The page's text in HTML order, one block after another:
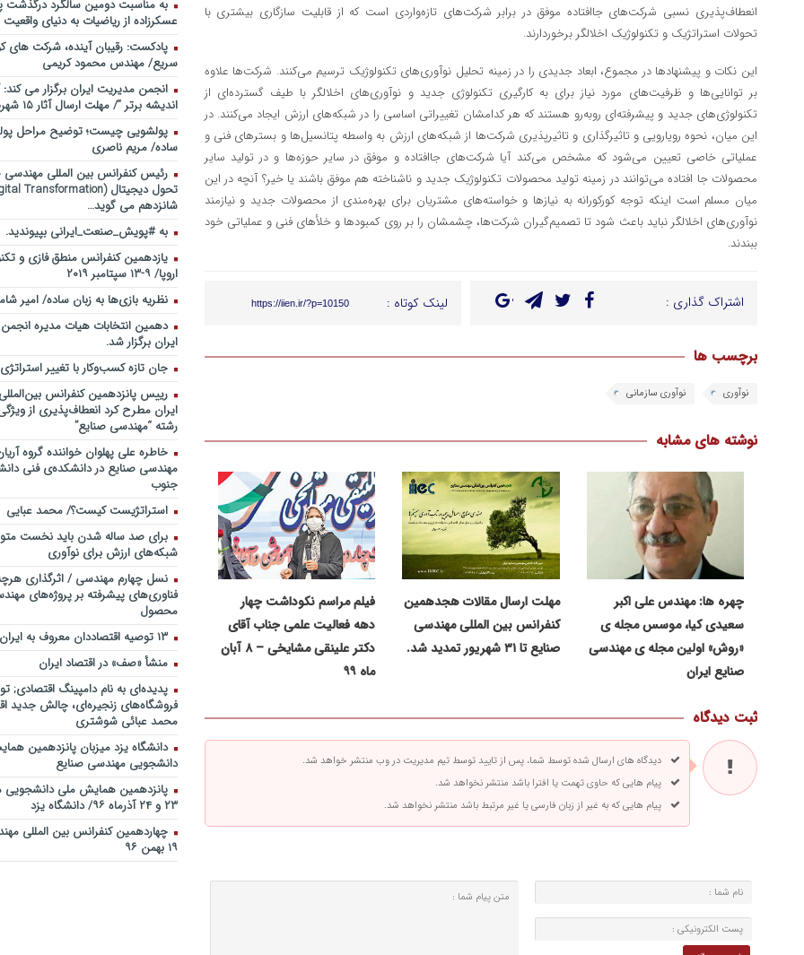
انعطاف‌پذیری نسبی شرکت‌های جاافتاده موفق در برابر شرکت‌های تازه‌واردی است که از قابلیت سازگاری بیشتری با
تحولات استراتژیک و تکنولوژیک اخلالگر برخوردارند.
این نکات و پیشنهادها در مجموع، ابعاد جدیدی را در زمینه تحلیل نوآوری‌های تکنولوژیک ترسیم می‌کنند. شرکت‌ها علاوه
بر توانایی‌ها و ظرفیت‌های مورد نیاز برای به کارگیری تکنولوژی جدید و نوآوری‌های اخلالگر با طیف گسترده‌ای از
تکنولوژی‌های جدید و پیشرفته‌ای روبه‌رو هستند که هر کدامشان تغییراتی اساسی را در شبکه‌های ارزش ایجاد می‌کنند. در
این میان، نحوه رویارویی و تاثیرگذاری و تاثیرپذیری شرکت‌ها از شبکه‌های ارزش به واسطه پتانسیل‌ها و بسترهای فنی و
عملیاتی خاصی تعیین می‌شود که مشخص می‌کند آیا شرکت‌های جاافتاده و موفق در سایر حوزه‌ها و در تولید سایر
محصولات جا افتاده می‌توانند در زمینه تولید محصولات تکنولوژیک جدید و ناشناخته هم موفق باشند یا خیر؟ آنچه در این
میان مسلم است اینکه توجه کورکورانه به نیازها و خواسته‌های مشتریان برای بهره‌مندی از محصولات جدید و نیازمند
نوآوری‌های اخلالگر نباید باعث شود تا تصمیم‌گیران شرکت‌ها، چشمشان را بر روی کمبودها و خلأهای فنی و عملیاتی خود
ببندند.
اشتراک گذاری : لینک کوتاه : https://iien.ir/?p=10150
برچسب ها
نوآوری نوآوری سازمانی
نوشته های مشابه
چهره ها: مهندس علی اکبر
سعیدی کیا، موسس مجله ی
«روش» اولین مجله ی مهندسی
صنایع ایران
مهلت ارسال مقالات هجدهمین
کنفرانس بین المللی مهندسی
صنایع تا ۳۱ شهریور تمدید شد.
فیلم مراسم نکوداشت چهار
دهه فعالیت علمی جناب آقای
دکتر علینقی مشایخی – ۸ آبان
ماه ۹۹
ثبت دیدگاه
دیدگاه های ارسال شده توسط شما، پس از تایید توسط تیم مدیریت در وب منتشر خواهد شد.
پیام هایی که حاوی تهمت یا افترا باشد منتشر نخواهد شد.
پیام هایی که به غیر از زبان فارسی یا غیر مرتبط باشد منتشر نخواهد شد.
پژوهی نظام بانکداری / ۹ بهمن ماه ۹۲
به مناسبت دومین سالگرد درگذشت
عسکرزاده از ریاضیات به دنیای
پادکست: رقیبان آینده، شرکت های
سریع/ مهندس محمود کریمی
انجمن مدیریت ایران برگزار می
اندیشه برتر “/ مهلت ارسال آثار ۱۵ شهریور ۹۸
پولشویی چیست؛ توضیح مراحل
ساده/ مریم ناصری
رئیس کنفرانس بین المللی مهندسی
شانزدهم می گوید…
به #پویش_صنعت_ایرانی بپیوندید.
یازدهمین کنفرانس منطق فازی و
اروپا/ ۹-۱۳ سپتامبر ۲۰۱۹
نظریه بازی‌ها به زبان ساده/ امیر
دهمین انتخابات هیات مدیره
ایران برگزار شد.
جان تازه کسب‌وکار با تغییر استراتژی
رییس پانزدهمین کنفرانس
ایران مطرح کرد انعطاف‌پذیری از
رشته “مهندسی صنایع”
خاطره علی پهلوان خواننده گروه
مهندسی صنایع در دانشکده‌ی فنی
جنوب
استراتژیست کیست؟‬/ محمد عبایی
برای صد ساله شدن باید نخست
شبکه‌های ارزش برای نوآوری
نسل چهارم مهندسی / اثرگذاری
فناوری‌های پیشرفته بر پروژه‌های
محصول
۱۳ توصیه اقتصاددان معروف به ایران
منشأ «صف» در اقتصاد ایران
پدیده‌ای به نام دامپینگ اقتصادی;
فروشگاه‌های زنجیره‌ای، چالش جدید
محمد عبائی شوشتری
دانشگاه یزد میزبان پانزدهمین
دانشجویی مهندسی صنایع
پانزدهمین همایش ملی
۲۳ و ۲۴ آذرماه ۹۶/ دانشگاه یزد
۱۹ بهمن ۹۶